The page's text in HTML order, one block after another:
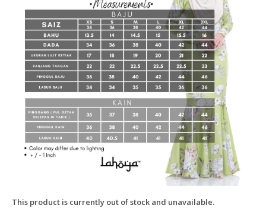
This product is currently out of stock and unavailable.